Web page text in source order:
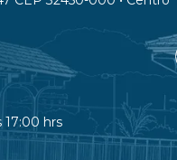
17:00 hrs